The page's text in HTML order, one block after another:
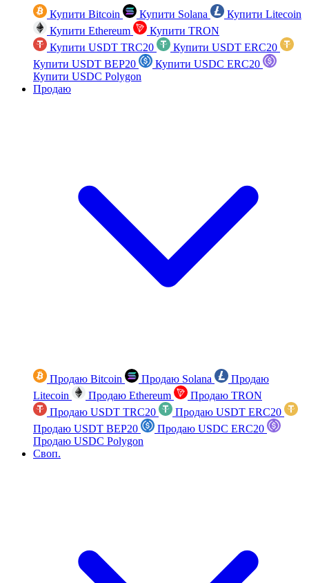
Купити Bitcoin Купити Solana
Купити Litecoin
Купити Ethereum
Купити TRON
Купити USDT TRC20
Купити USDT ERC20
Купити USDT BEP20
Купити USDC ERC20
Купити USDC Polygon
Продаю
Продаю Bitcoin Продаю Solana
Продаю
Litecoin
Продаю Ethereum
Продаю TRON
Продаю USDT TRC20
Продаю USDT ERC20
Продаю USDT BEP20
Продаю USDC ERC20
Продаю USDC Polygon
Своп.